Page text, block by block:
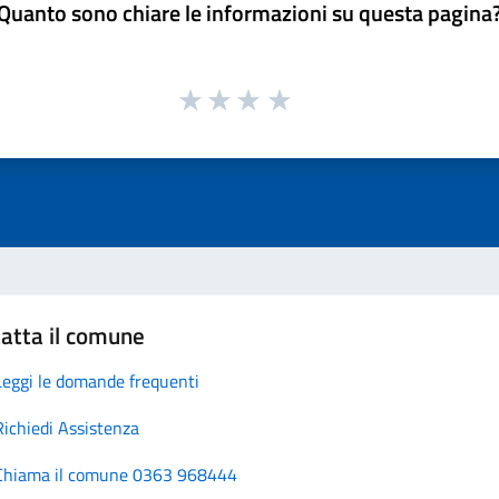
sono chiare le informazioni su questa
il comune
le domande frequenti
Assistenza
il comune 0363 968444